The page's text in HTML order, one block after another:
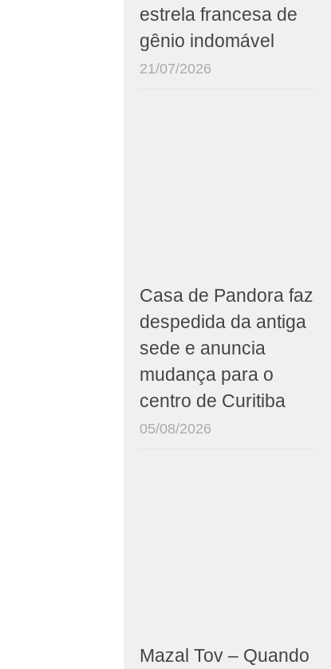
estrela francesa de
gênio indomável
21/07/2026
Casa de Pandora faz
despedida da antiga
sede e anuncia
mudança para o
centro de Curitiba
05/08/2026
Mazal Tov – Quando